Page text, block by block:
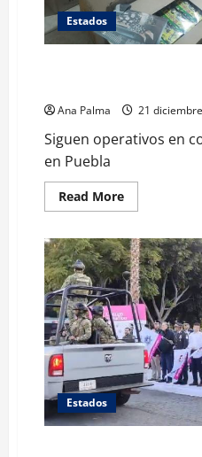
Estados
Ana Palma 21
Siguen operativos en
en Puebla
Read MoreRead
more
operativos
en
contra
de
la
pirotecnia
en
Puebla
Estados